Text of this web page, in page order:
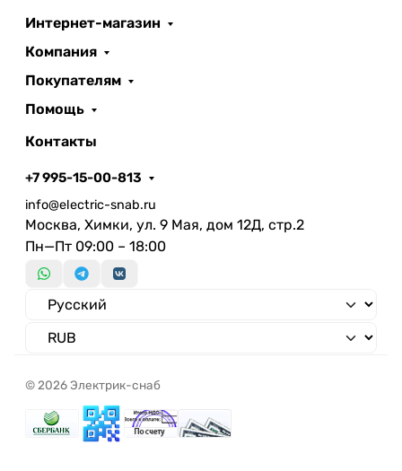
Интернет-магазин
Компания
Покупателям
Помощь
Контакты
+7 995-15-00-813
info@electric-snab.ru
Москва, Химки, ул. 9 Мая, дом 12Д, стр.2
Пн—Пт 09:00 – 18:00
© 2026 Электрик-снаб